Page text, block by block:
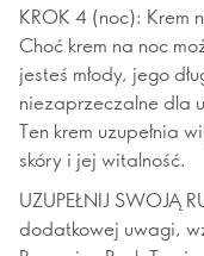
KROK 4 (noc): Krem
Choć krem na noc
jesteś młody, jego
niezaprzeczalne dla
Ten krem uzupełnia
skóry i jej witalność.
UZUPEŁNIJ SWOJĄ
dodatkowej uwagi,